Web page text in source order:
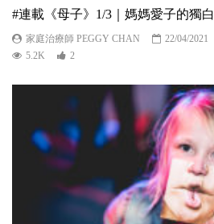
#連載《母子》1/3｜媽媽愛子的獨白
家庭治療師 PEGGY CHAN
22/04/2021
5.2K
2